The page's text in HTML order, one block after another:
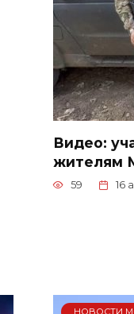
Видео:
жителям
59 16